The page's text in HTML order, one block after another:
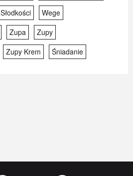
Słodkości
Wege
Zupa
Zupy
Zupy Krem Śniadanie